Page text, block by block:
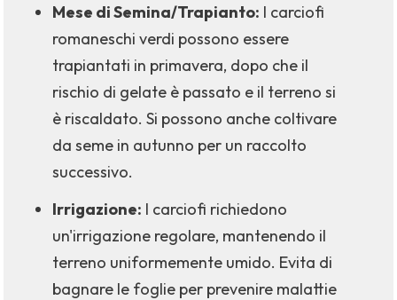
Mese di Semina/Trapianto: I carciofi
romaneschi verdi possono essere
trapiantati in primavera, dopo che il
rischio di gelate è passato e il terreno si
è riscaldato. Si possono anche coltivare
da seme in autunno per un raccolto
successivo.
Irrigazione: I carciofi richiedono
un'irrigazione regolare, mantenendo il
terreno uniformemente umido. Evita di
bagnare le foglie per prevenire malattie